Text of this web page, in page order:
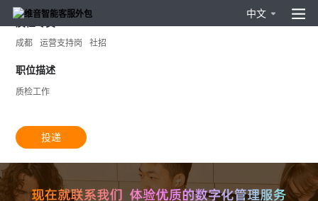
中文
成都 运营支持岗 社招
职位描述
质检工作
投递